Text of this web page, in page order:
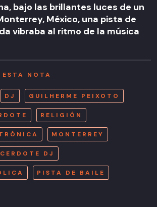
bajo las brillantes luces de un
México, una pista de
vibraba al ritmo de la música
NOTA
DJ GUILHERME PEIXOTO
RELIGIÓN
MONTERREY
DJ
PISTA DE BAILE